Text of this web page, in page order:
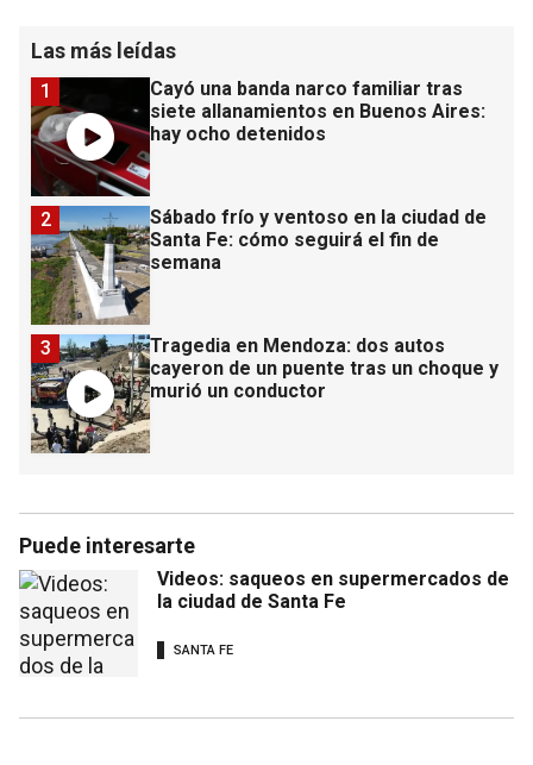
Las más leídas
Cayó una banda narco familiar tras
siete allanamientos en Buenos Aires:
hay ocho detenidos
1
Sábado frío y ventoso en la ciudad de
Santa Fe: cómo seguirá el fin de
semana
2
Tragedia en Mendoza: dos autos
cayeron de un puente tras un choque y
murió un conductor
3
Puede interesarte
Videos: saqueos en supermercados de
la ciudad de Santa Fe
SANTA FE